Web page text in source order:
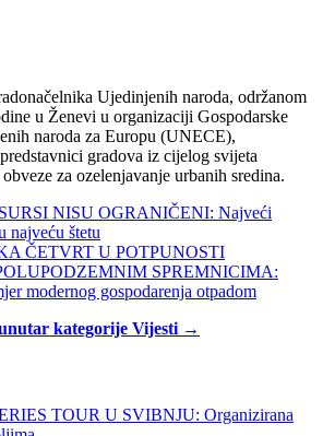
Ujedinjenih naroda, održanom
u Ženevi u organizaciji Gospodarske
naroda za Europu (UNECE),
gradova iz cijelog svijeta
za ozelenjavanje urbanih sredina.
NISU OGRANIČENI: Najveći
najveću štetu
ČETVRT U POTPUNOSTI
SPREMNICIMA:
modernog gospodarenja otpadom
kategorije Vijesti →
TOUR U SVIBNJU: Organizirana